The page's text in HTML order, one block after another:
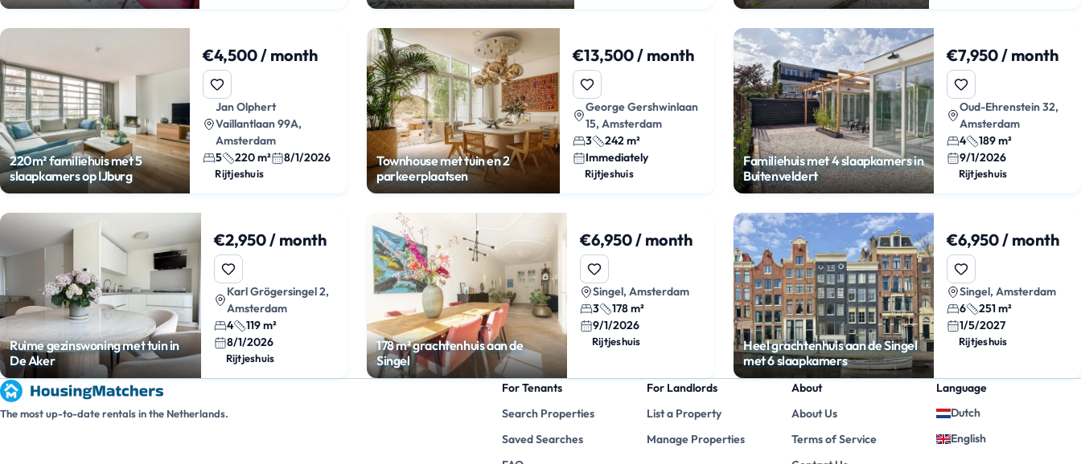
220m² familiehuis met 5
slaapkamers op IJburg
€4,500 / month
Jan Olphert
Vaillantlaan 99A,
Amsterdam
5
220 m² 8/1/2026
Rijtjeshuis
Townhouse met tuin en 2
parkeerplaatsen
€13,500 / month
George Gershwinlaan
15, Amsterdam
3
242 m²
Immediately
Rijtjeshuis
Familiehuis met 4 slaapkamers in
Buitenveldert
€7,950 / month
Oud-Ehrenstein 32,
Amsterdam
4
189 m²
9/1/2026
Rijtjeshuis
Ruime gezinswoning met tuin in
De Aker
€2,950 / month
Karl Grögersingel 2,
Amsterdam
4
119 m²
8/1/2026
Rijtjeshuis
178 m² grachtenhuis aan de
Singel
€6,950 / month
Singel, Amsterdam
3
178 m²
9/1/2026
Rijtjeshuis
Heel grachtenhuis aan de Singel
met 6 slaapkamers
€6,950 / month
Singel, Amsterdam
6
251 m²
1/5/2027
Rijtjeshuis
The most up-to-date rentals in the Netherlands.
For Tenants
Search Properties
Saved Searches
For Landlords
List a Property
Manage Properties
About
About Us
Terms of Service
Language
Dutch
English